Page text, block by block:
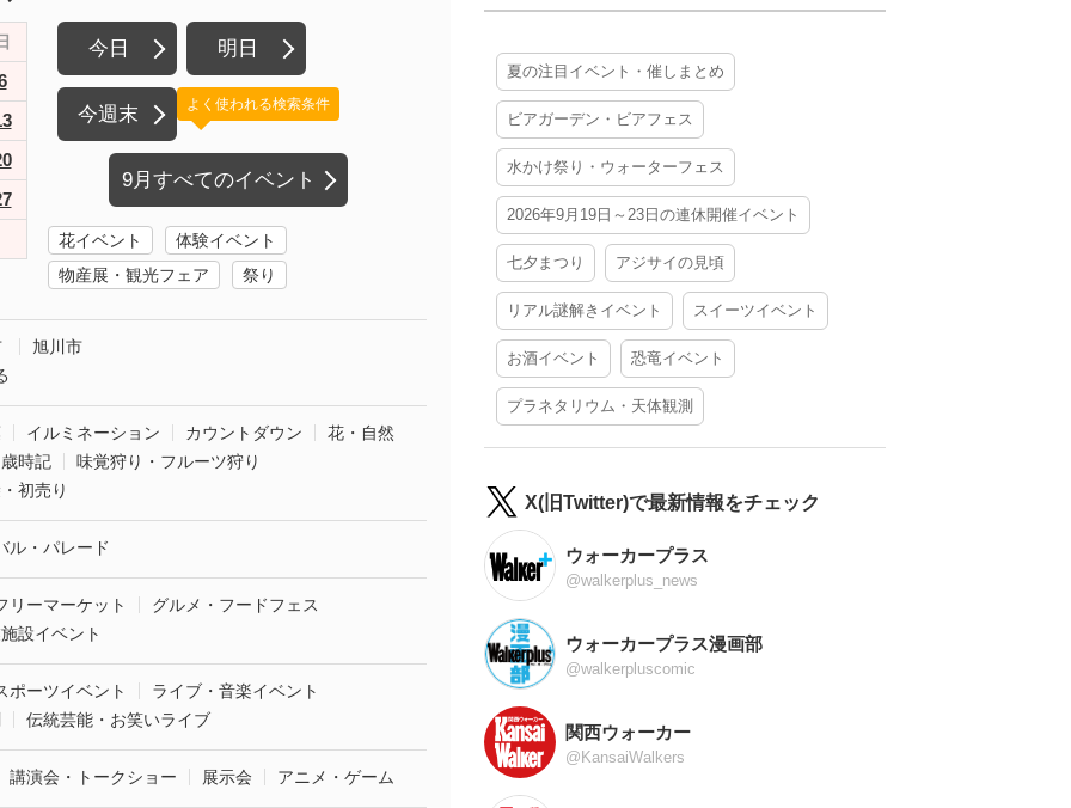
今日 明日
今週末
9月すべてのイベント
よく使われる検索条件
花イベント
体験イベント
物産展・観光フェア
祭り
旭川市
イルミネーション カウントダウン
花・自然
時記
味覚狩り・フルーツ狩り
初売り
ル・パレード
リーマーケット
グルメ・フードフェス
設イベント
ポーツイベント
ライブ・音楽イベント
伝統芸能・お笑いライブ
講演会・トークショー 展示会 アニメ・ゲーム
夏の注目イベント・催しまとめ
ビアガーデン・ビアフェス
水かけ祭り・ウォーターフェス
2026年9月19日～23日の連休開催イベント
七夕まつり アジサイの見頃
リアル謎解きイベント スイーツイベント
お酒イベント 恐竜イベント
プラネタリウム・天体観測
X(旧Twitter)で最新情報をチェック
ウォーカープラス
@walkerplus_news
ウォーカープラス漫画部
@walkerpluscomic
関西ウォーカー
@KansaiWalkers